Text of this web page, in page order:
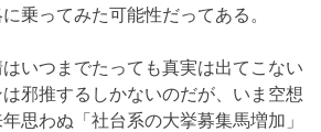
乗ってみた可能性だってある。
いつまでたっても真実は出てこない
邪推するしかないのだが、いま空想
思わぬ「社台系の大挙募集馬増加」